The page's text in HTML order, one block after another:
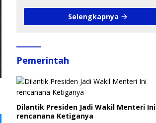
Soroti Perlindungan
Data Anak
Selengkapnya
Pemerintah
Dilantik Presiden Jadi Wakil Menteri Ini
rencanana Ketiganya